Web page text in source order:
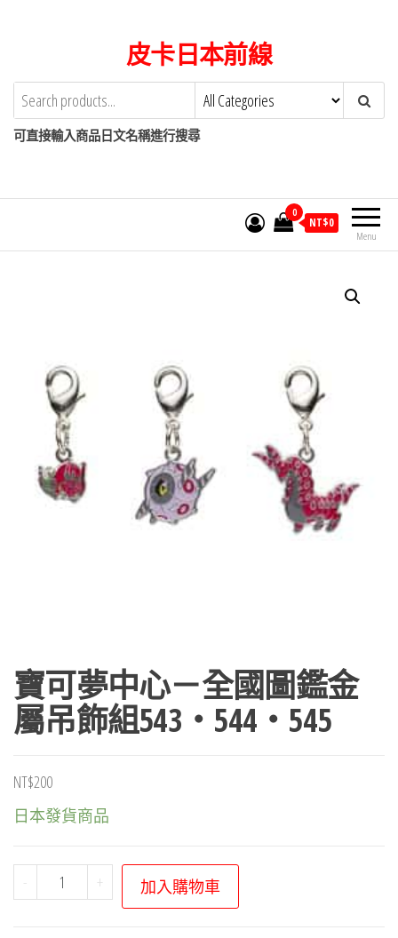
content
皮卡日本前線
可直接輸入商品日文名稱進行搜尋
Menu
0
NT$0
寶可夢中心－全國圖鑑金
屬吊飾組543・544・545
NT$200
日本發貨商品
-
可
+ 加入購物車